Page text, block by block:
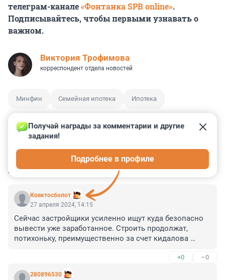
телеграм-канале«Фонтанка SPB online».
Подписывайтесь, чтобы первыми узнавать о
важном.
Виктория Трофимова
корреспондент отдела новостей
Минфин Семейная ипотека Ипотека
КОММЕНТАРИИ 6
Коектосболот
Получай награды за комментарии и другие
задания!
Подробнее в профиле
27 апреля 2024, 14:15
Сейчас застройщики усиленно ищут куда безопасно
вывести уже заработанное. Строить продолжат,
потихоньку, преимущественно за счет кидалова
+0 –0
280896530